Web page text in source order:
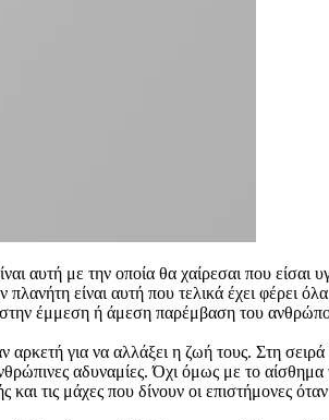
με την οποία θα χαίρεσαι που είσαι
είναι αυτή που τελικά έχει φέρει
έμμεση ή άμεση παρέμβαση του
για να αλλάξει η ζωή τους. Στη
αδυναμίες. Όχι όμως με το
τις μάχες που δίνουν οι επιστήμονες